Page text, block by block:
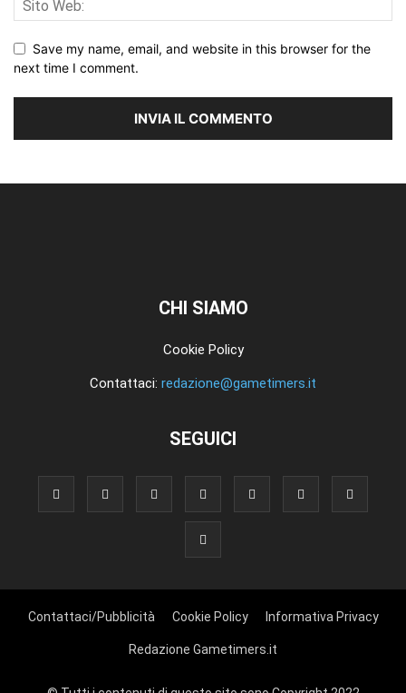
Save my name, email, and website in this browser for the
next time I comment.
CHI SIAMO
Cookie Policy
Contattaci: redazione@gametimers.it
SEGUICI
Contattaci/Pubblicità Cookie Policy Informativa Privacy
Redazione Gametimers.it